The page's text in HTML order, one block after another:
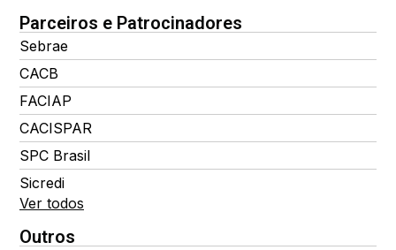
Parceiros e Patrocinadores
Sebrae
CACB
FACIAP
CACISPAR
SPC Brasil
Sicredi
Ver todos
Outros